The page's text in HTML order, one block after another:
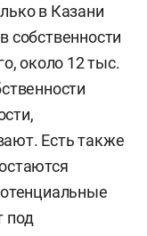
сдачи
В этом
13%,
15% и
—
в Казани
около 12 тыс.
Есть также
под